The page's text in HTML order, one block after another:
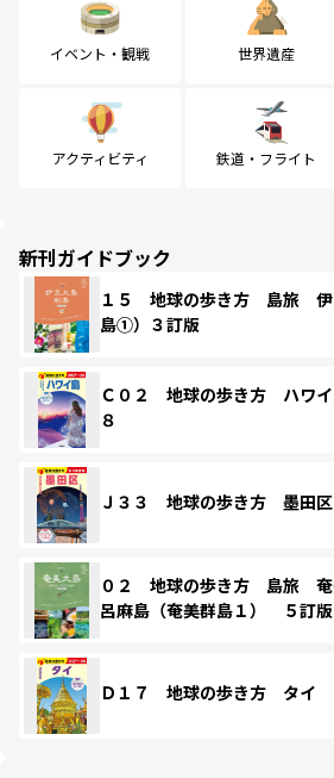
イベント・観戦 世界遺産
アクティビティ 鉄道・フライト
新刊ガイドブック
１５ 地球の歩き方 島旅 伊
島①）３訂版
Ｃ０２ 地球の歩き方 ハワ
８
Ｊ３３ 地球の歩き方 墨田区
０２ 地球の歩き方 島旅
呂麻島（奄美群島１） ５訂版
Ｄ１７ 地球の歩き方 タイ